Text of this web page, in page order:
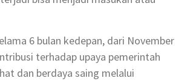
6 bulan kedepan, dari November
terhadap upaya pemerintah
dan berdaya saing melalui